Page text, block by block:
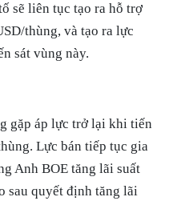
sẽ liên tục tạo ra hỗ trợ
thùng, và tạo ra lực
sát vùng này.
gặp áp lực trở lại khi tiến
Lực bán tiếp tục gia
Anh BOE tăng lãi suất
sau quyết định tăng lãi